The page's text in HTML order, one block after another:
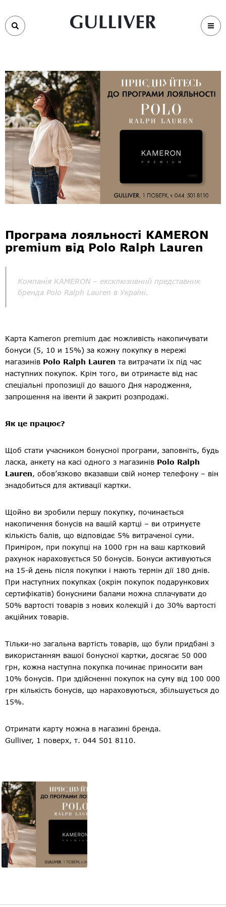
Програма лояльності KAMERON
premium від Polo Ralph Lauren
Компанія KAMERON – ексклюзивний представник
бренда Polo Ralph Lauren в Україні.
Карта Kameron premium дає можливість накопичувати
бонуси (5, 10 и 15%) за кожну покупку в мережі
магазинів Polo Ralph Lauren та витрачати їх під час
наступних покупок. Крім того, ви отримаєте від нас
спеціальні пропозиції до вашого Дня народження,
запрошення на івенти й закриті розпродажі.
Як це працює?
Щоб стати учасником бонусної програми, заповніть, будь
ласка, анкету на касі одного з магазинів Polo Ralph
Lauren, обов’язково вказавши свій номер телефону – він
знадобиться для активації картки.
Щойно ви зробили першу покупку, починається
накопичення бонусів на вашій картці – ви отримуєте
кількість балів, що відповідає 5% витраченої суми.
Приміром, при покупці на 1000 грн на ваш картковий
рахунок нараховується 50 бонусів. Бонуси активуються
на 15-й день після покупки і мають термін дії 180 днів.
При наступних покупках (окрім покупок подарункових
сертифікатів) бонусними балами можна сплачувати до
50% вартості товарів з нових колекцій і до 30% вартості
акційних товарів.
Тільки-но загальна вартість товарів, що були придбані з
використанням вашої бонусної картки, досягає 50 000
грн, кожна наступна покупка починає приносити вам
10% бонусів. При здійсненні покупок на суму від 100 000
грн кількість бонусів, що нараховуються, збільшується до
15%.
Отримати карту можна в магазині бренда.
Gulliver, 1 поверх, т. 044 501 8110.